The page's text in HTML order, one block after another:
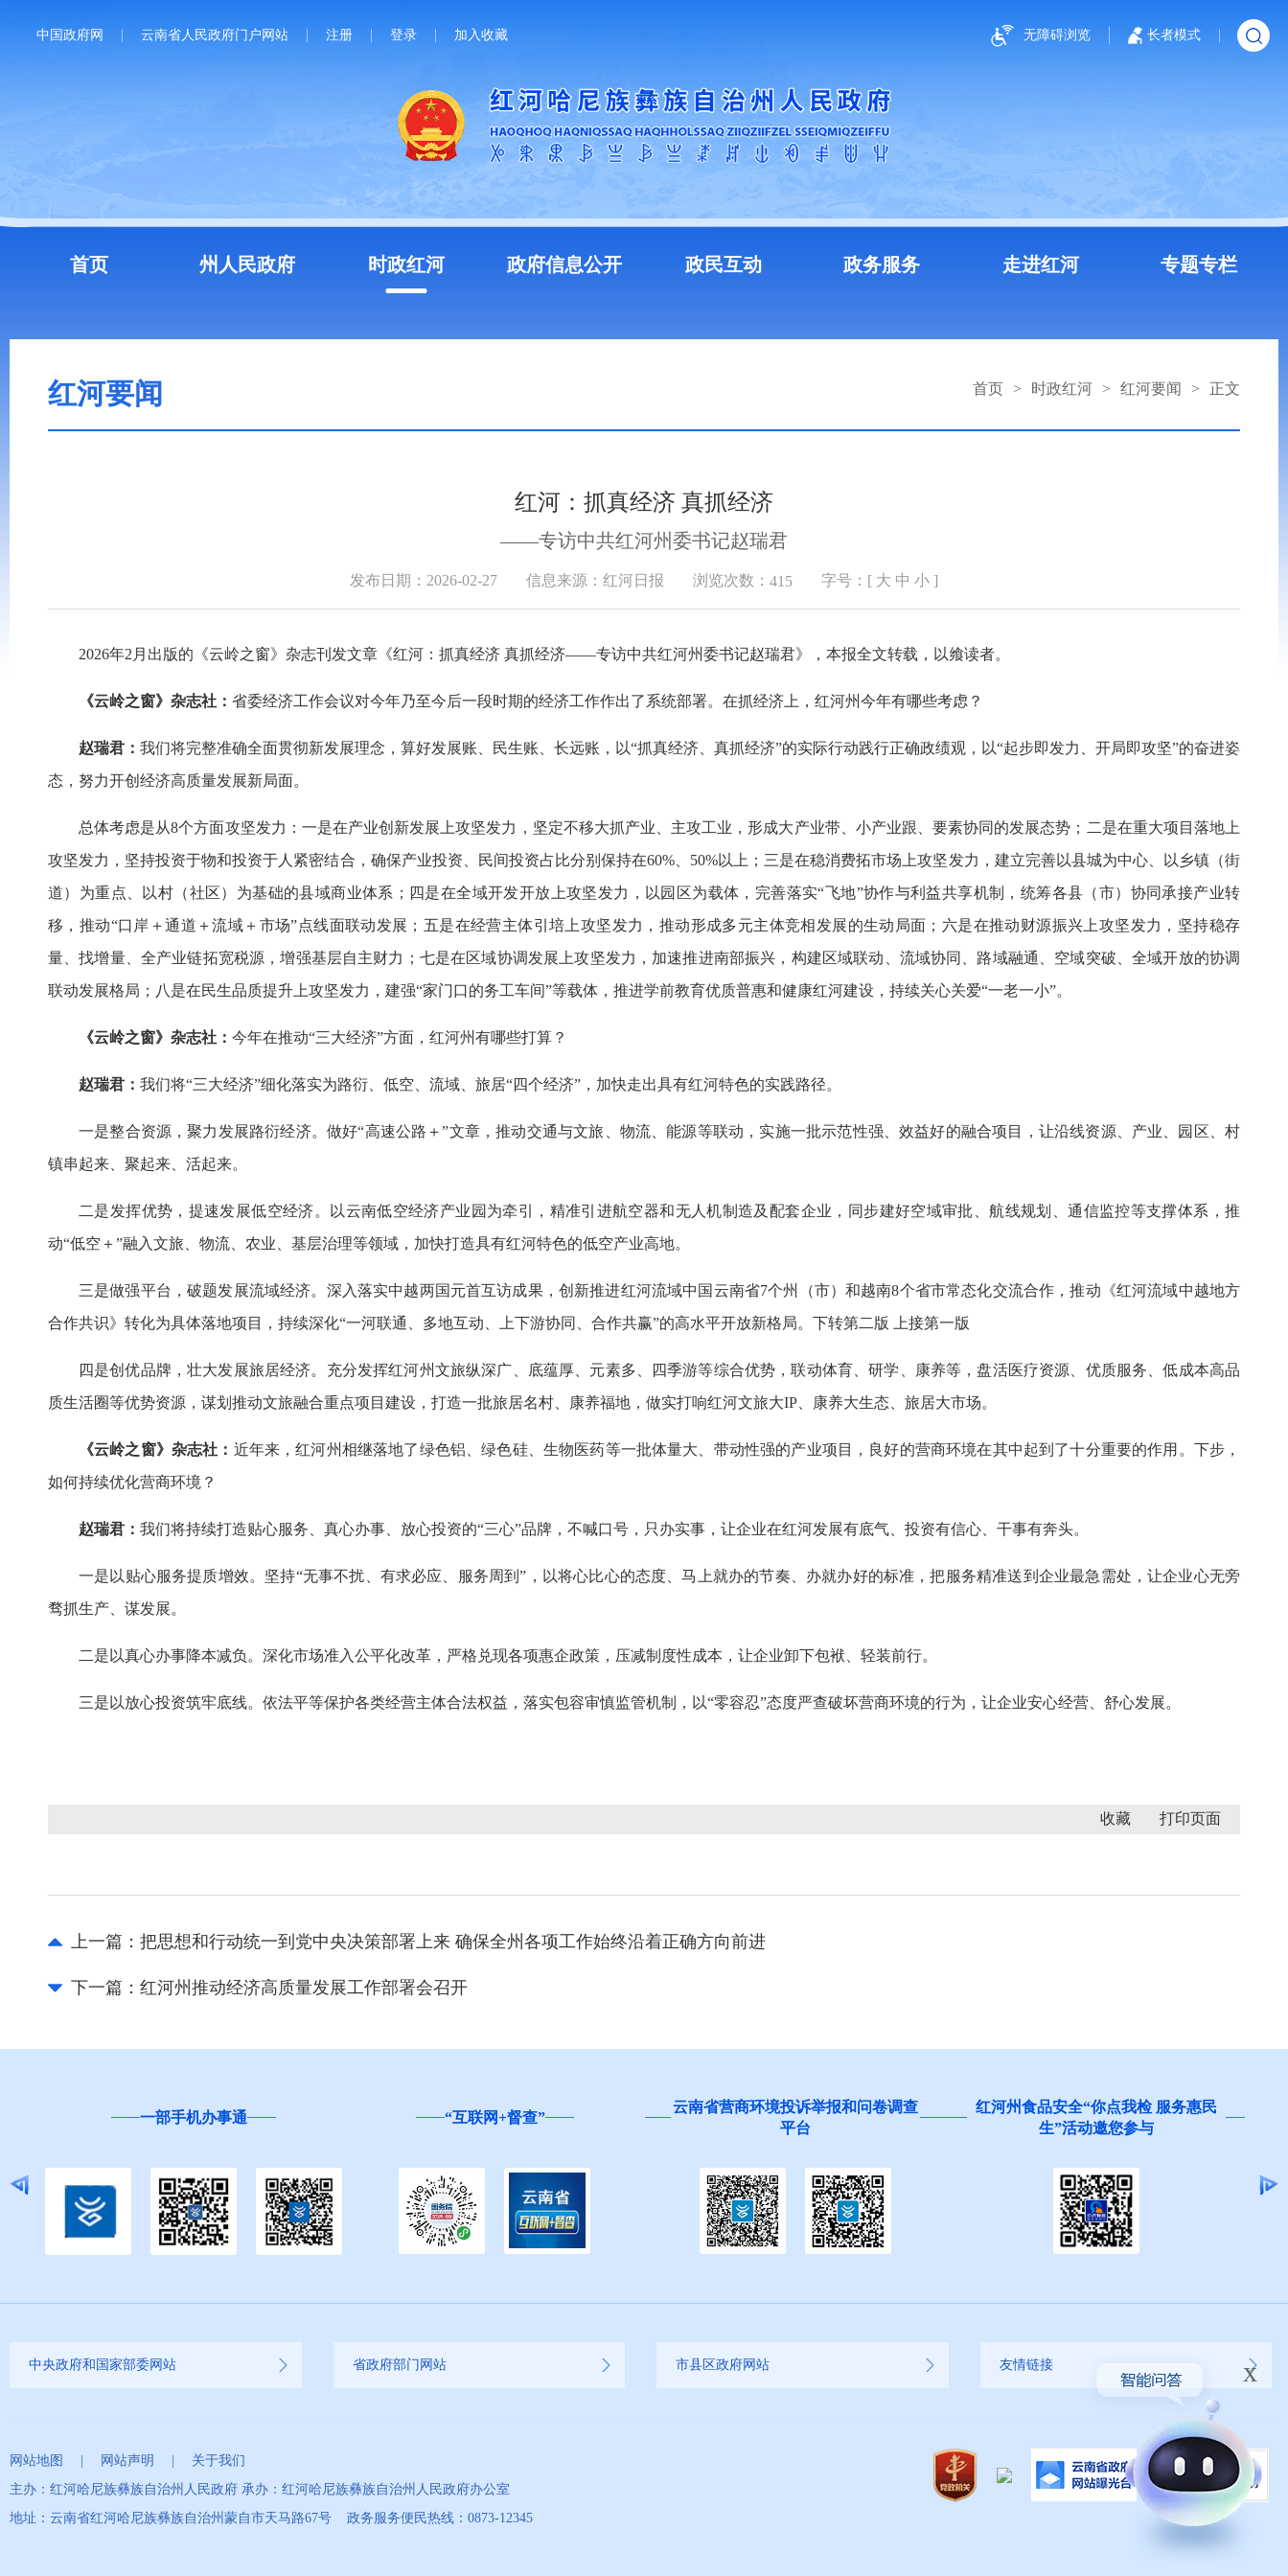
中国政府网 云南省人民政府门户网站 注册 登录 加入收藏 无障碍浏览 长者模式
首页 州人民政府 时政红河 政府信息公开 政民互动 政务服务 走进红河 专题专栏
红河要闻 首页 > 时政红河 > 红河要闻 > 正文
红河：抓真经济 真抓经济
——专访中共红河州委书记赵瑞君
发布日期：2026-02-27 信息来源：红河日报 浏览次数： 415 字号：[ 大 中 小 ]
2026年2月出版的《云岭之窗》杂志刊发文章《红河：抓真经济 真抓经济——专访中共红河州委书记赵瑞君》，本报全文转载，以飨读者。
《云岭之窗》杂志社： 省委经济工作会议对今年乃至今后一段时期的经济工作作出了系统部署。在抓经济上，红河州今年有哪些考虑？
赵瑞君： 我们将完整准确全面贯彻新发展理念，算好发展账、民生账、长远账，以“抓真经济、真抓经济”的实际行动践行正确政绩观，以“起步即发力、开局即攻坚”的奋进姿
态，努力开创经济高质量发展新局面。
总体考虑是从8个方面攻坚发力：一是在产业创新发展上攻坚发力，坚定不移大抓产业、主攻工业，形成大产业带、小产业跟、要素协同的发展态势；二是在重大项目落地上
攻坚发力，坚持投资于物和投资于人紧密结合，确保产业投资、民间投资占比分别保持在60%、50%以上；三是在稳消费拓市场上攻坚发力，建立完善以县城为中心、以乡镇（街
道）为重点、以村（社区）为基础的县域商业体系；四是在全域开发开放上攻坚发力，以园区为载体，完善落实“飞地”协作与利益共享机制，统筹各县（市）协同承接产业转
移，推动“口岸＋通道＋流域＋市场”点线面联动发展；五是在经营主体引培上攻坚发力，推动形成多元主体竞相发展的生动局面；六是在推动财源振兴上攻坚发力，坚持稳存
量、找增量、全产业链拓宽税源，增强基层自主财力；七是在区域协调发展上攻坚发力，加速推进南部振兴，构建区域联动、流域协同、路域融通、空域突破、全域开放的协调
联动发展格局；八是在民生品质提升上攻坚发力，建强“家门口的务工车间”等载体，推进学前教育优质普惠和健康红河建设，持续关心关爱“一老一小”。
《云岭之窗》杂志社： 今年在推动“三大经济”方面，红河州有哪些打算？
赵瑞君： 我们将“三大经济”细化落实为路衍、低空、流域、旅居“四个经济”，加快走出具有红河特色的实践路径。
一是整合资源，聚力发展路衍经济。做好“高速公路＋”文章，推动交通与文旅、物流、能源等联动，实施一批示范性强、效益好的融合项目，让沿线资源、产业、园区、村
镇串起来、聚起来、活起来。
二是发挥优势，提速发展低空经济。以云南低空经济产业园为牵引，精准引进航空器和无人机制造及配套企业，同步建好空域审批、航线规划、通信监控等支撑体系，推
动“低空＋”融入文旅、物流、农业、基层治理等领域，加快打造具有红河特色的低空产业高地。
三是做强平台，破题发展流域经济。深入落实中越两国元首互访成果，创新推进红河流域中国云南省7个州（市）和越南8个省市常态化交流合作，推动《红河流域中越地方
合作共识》转化为具体落地项目，持续深化“一河联通、多地互动、上下游协同、合作共赢”的高水平开放新格局。下转第二版 上接第一版
四是创优品牌，壮大发展旅居经济。充分发挥红河州文旅纵深广、底蕴厚、元素多、四季游等综合优势，联动体育、研学、康养等，盘活医疗资源、优质服务、低成本高品
质生活圈等优势资源，谋划推动文旅融合重点项目建设，打造一批旅居名村、康养福地，做实打响红河文旅大IP、康养大生态、旅居大市场。
《云岭之窗》杂志社： 近年来，红河州相继落地了绿色铝、绿色硅、生物医药等一批体量大、带动性强的产业项目，良好的营商环境在其中起到了十分重要的作用。下步，
如何持续优化营商环境？
赵瑞君： 我们将持续打造贴心服务、真心办事、放心投资的“三心”品牌，不喊口号，只办实事，让企业在红河发展有底气、投资有信心、干事有奔头。
一是以贴心服务提质增效。坚持“无事不扰、有求必应、服务周到”，以将心比心的态度、马上就办的节奏、办就办好的标准，把服务精准送到企业最急需处，让企业心无旁
骛抓生产、谋发展。
二是以真心办事降本减负。深化市场准入公平化改革，严格兑现各项惠企政策，压减制度性成本，让企业卸下包袱、轻装前行。
三是以放心投资筑牢底线。依法平等保护各类经营主体合法权益，落实包容审慎监管机制，以“零容忍”态度严查破坏营商环境的行为，让企业安心经营、舒心发展。
收藏
上一篇： 把思想和行动统一到党中央决策部署上来 确保全州各项工作始终沿着正确方向前进
下一篇： 红河州推动经济高质量发展工作部署会召开
一部手机办事通 “互联网+督查”
云南省营商环境投诉举报和问卷调查
平台
红河州食品安全“你点我检 服务惠民
生”活动邀您参与
中央政府和国家部委网站 省政府部门网站 市县区政府网站 友情链接
网站地图 网站声明
关于我们
主办：红河哈尼族彝族自治州人民政府 承办：红河哈尼族彝族自治州人民政府办公室
地址：云南省红河哈尼族彝族自治州蒙自市天马路67号 政务服务便民热线：0873-12345
x